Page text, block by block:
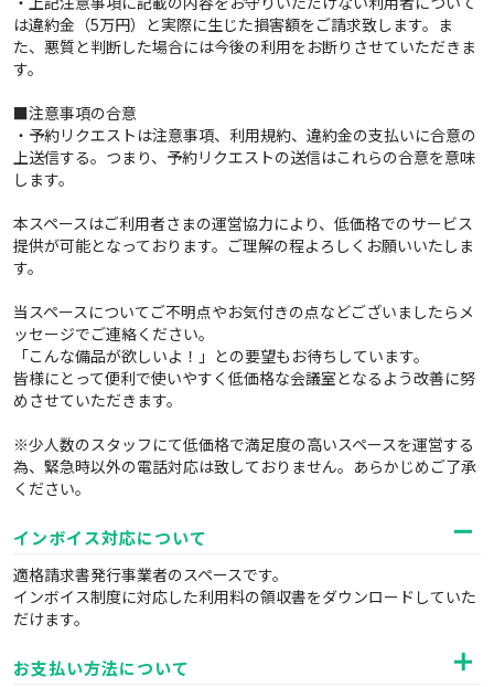
は違約金（5万円）と実際に生じた損害額をご請求致します。ま
た、悪質と判断した場合には今後の利用をお断りさせていただきま
す。
■注意事項の合意
・予約リクエストは注意事項、利用規約、違約金の支払いに合意の
上送信する。つまり、予約リクエストの送信はこれらの合意を意味
します。
本スペースはご利用者さまの運営協力により、低価格でのサービス
提供が可能となっております。ご理解の程よろしくお願いいたしま
す。
当スペースについてご不明点やお気付きの点などございましたらメ
ッセージでご連絡ください。
「こんな備品が欲しいよ！」との要望もお待ちしています。
皆様にとって便利で使いやすく低価格な会議室となるよう改善に努
めさせていただきます。
※少人数のスタッフにて低価格で満足度の高いスペースを運営する
為、緊急時以外の電話対応は致しておりません。あらかじめご了承
ください。
インボイス対応について
適格請求書発行事業者のスペースです。
インボイス制度に対応した利用料の領収書をダウンロードしていた
だけます。
お支払い方法について